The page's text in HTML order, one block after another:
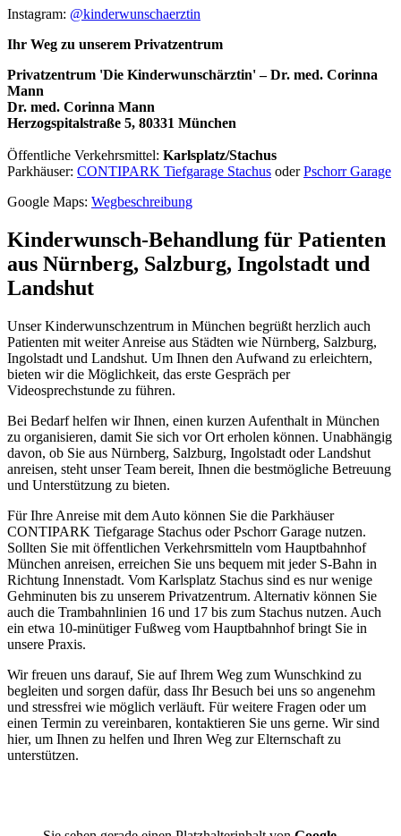
Instagram: @kinderwunschaerztin
Ihr Weg zu unserem Privatzentrum
Privatzentrum 'Die Kinderwunschärztin' – Dr. med. Corinna
Mann
Dr. med. Corinna Mann
Herzogspitalstraße 5, 80331 München
Öffentliche Verkehrsmittel: Karlsplatz/Stachus
Parkhäuser: CONTIPARK Tiefgarage Stachus oderPschorr Garage
Google Maps: Wegbeschreibung
Kinderwunsch-Behandlung für Patienten
aus Nürnberg, Salzburg, Ingolstadt und
Landshut
Unser Kinderwunschzentrum in München begrüßt herzlich auch
Patienten mit weiter Anreise aus Städten wie Nürnberg, Salzburg,
Ingolstadt und Landshut. Um Ihnen den Aufwand zu erleichtern,
bieten wir die Möglichkeit, das erste Gespräch per
Videosprechstunde zu führen.
Bei Bedarf helfen wir Ihnen, einen kurzen Aufenthalt in München
zu organisieren, damit Sie sich vor Ort erholen können. Unabhängig
davon, ob Sie aus Nürnberg, Salzburg, Ingolstadt oder Landshut
anreisen, steht unser Team bereit, Ihnen die bestmögliche Betreuung
und Unterstützung zu bieten.
Für Ihre Anreise mit dem Auto können Sie die Parkhäuser
CONTIPARK Tiefgarage Stachus oder Pschorr Garage nutzen.
Sollten Sie mit öffentlichen Verkehrsmitteln vom Hauptbahnhof
München anreisen, erreichen Sie uns bequem mit jeder S-Bahn in
Richtung Innenstadt. Vom Karlsplatz Stachus sind es nur wenige
Gehminuten bis zu unserem Privatzentrum. Alternativ können Sie
auch die Trambahnlinien 16 und 17 bis zum Stachus nutzen. Auch
ein etwa 10-minütiger Fußweg vom Hauptbahnhof bringt Sie in
unsere Praxis.
Wir freuen uns darauf, Sie auf Ihrem Weg zum Wunschkind zu
begleiten und sorgen dafür, dass Ihr Besuch bei uns so angenehm
und stressfrei wie möglich verläuft. Für weitere Fragen oder um
einen Termin zu vereinbaren, kontaktieren Sie uns gerne. Wir sind
hier, um Ihnen zu helfen und Ihren Weg zur Elternschaft zu
unterstützen.